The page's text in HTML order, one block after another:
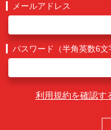
メールアドレス
パスワード（半角英数6文
利用規約を確認す